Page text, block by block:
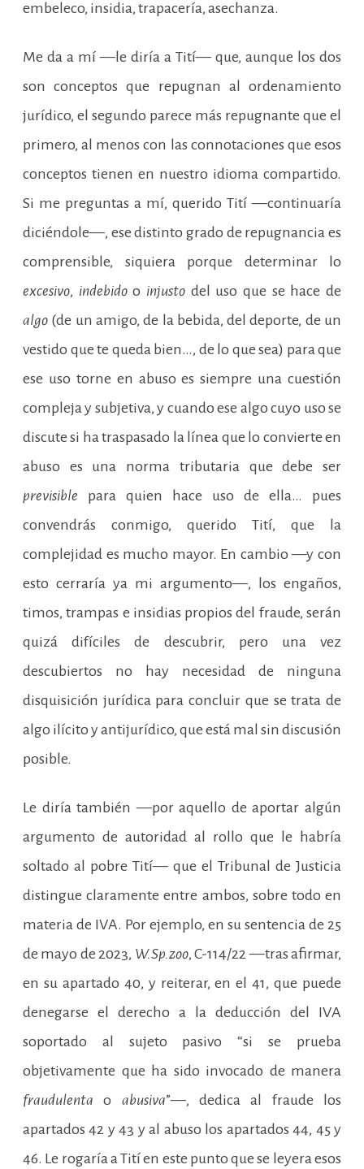
embeleco, insidia, trapacería, asechanza.
Me da a mí —le diría a Tití— que, aunque los dos
son conceptos que repugnan al ordenamiento
jurídico, el segundo parece más repugnante que el
primero, al menos con las connotaciones que esos
conceptos tienen en nuestro idioma compartido.
Si me preguntas a mí, querido Tití —continuaría
diciéndole—, ese distinto grado de repugnancia es
comprensible, siquiera porque determinar lo
excesivo, indebidoo injusto del uso que se hace de
algo (de un amigo, de la bebida, del deporte, de un
vestido que te queda bien…, de lo que sea) para que
ese uso torne en abuso es siempre una cuestión
compleja y subjetiva, y cuando ese algo cuyo uso se
discute si ha traspasado la línea que lo convierte en
abuso es una norma tributaria que debe ser
previsible para quien hace uso de ella… pues
convendrás conmigo, querido Tití, que la
complejidad es mucho mayor. En cambio —y con
esto cerraría ya mi argumento—, los engaños,
timos, trampas e insidias propios del fraude, serán
quizá difíciles de descubrir, pero una vez
descubiertos no hay necesidad de ninguna
disquisición jurídica para concluir que se trata de
algo ilícito y antijurídico, que está mal sin discusión
posible.
Le diría también —por aquello de aportar algún
argumento de autoridad al rollo que le habría
soltado al pobre Tití— que el Tribunal de Justicia
distingue claramente entre ambos, sobre todo en
materia de IVA. Por ejemplo, en su sentencia de 25
de mayo de 2023, W.Sp.zoo, C-114/22 —tras afirmar,
en su apartado 40, y reiterar, en el 41, que puede
denegarse el derecho a la deducción del IVA
soportado al sujeto pasivo “si se prueba
objetivamente que ha sido invocado de manera
fraudulenta o abusiva”—, dedica al fraude los
apartados 42 y 43 y al abuso los apartados 44, 45 y
46. Le rogaría a Tití en este punto que se leyera esos